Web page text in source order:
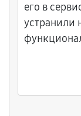
его в
устранили